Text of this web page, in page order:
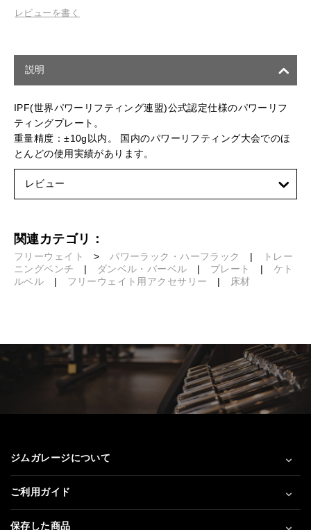
レビューを書く
説明
IPF(世界パワーリフティング連盟)公式認定仕様のパワーリフ
ティングプレート。
重量精度：±10g以内。 国内のパワーリフティング大会でのほ
とんどの使用実績があります。
レビュー
関連カテゴリ：
フリーウェイト > パワーラック・ハーフラック |
トレー
ニングベンチ | ダンベル・バーベル | プレート | ケト
ルベル | フリーウェイト用アクセサリー | 床材
ジムガレージについて
ご利用ガイド
保存した商品